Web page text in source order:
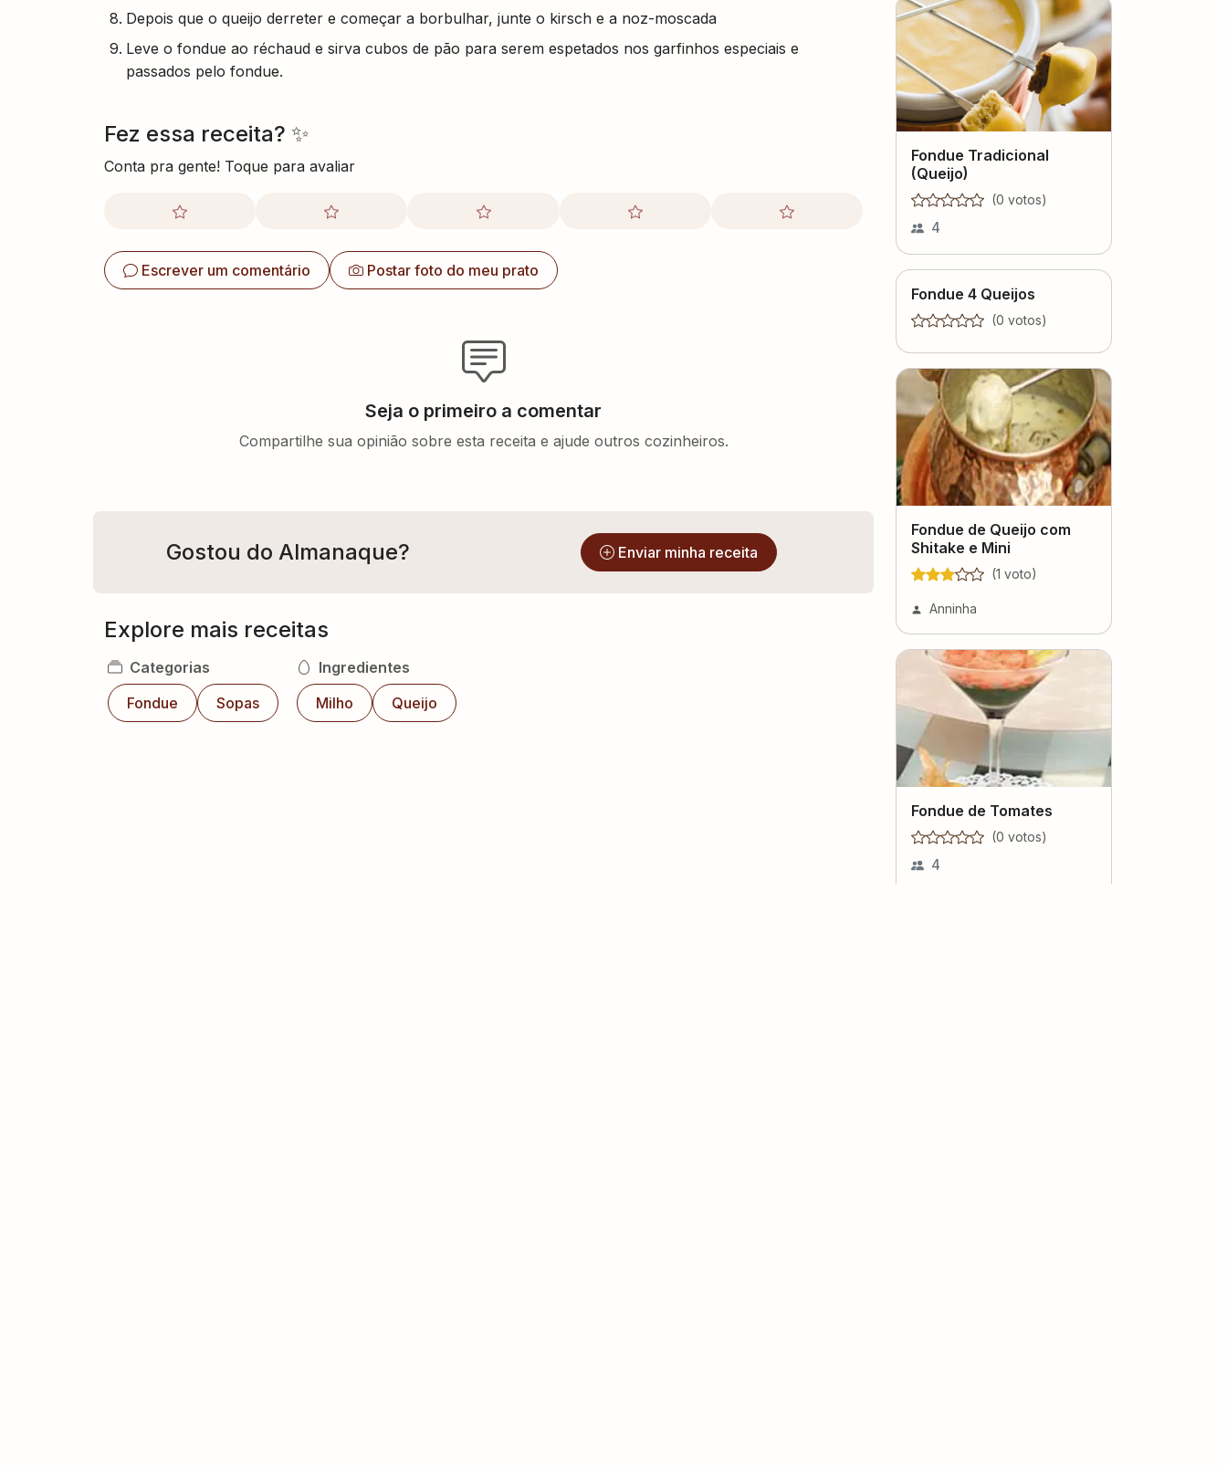
Depois que o queijo derreter e começar a borbulhar, junte o kirsch e a noz-moscada
Leve o fondue ao réchaud e sirva cubos de pão para serem espetados nos garfinhos especiais e
passados pelo fondue.
Fez essa receita? ✨
Conta pra gente! Toque para avaliar
Escrever um comentário Postar foto do meu prato
Seja o primeiro a comentar
Compartilhe sua opinião sobre esta receita e ajude outros cozinheiros.
Gostou do Almanaque? Enviar minha receita
Explore mais receitas
Categorias
Fondue
Sopas
Ingredientes
Milho
Queijo
Fondue Tradicional
(Queijo)
(0 votos)
4
Fondue 4 Queijos
(0 votos)
Fondue de Queijo com
Shitake e Mini
(1 voto)
Anninha
Fondue de Tomates
(0 votos)
4